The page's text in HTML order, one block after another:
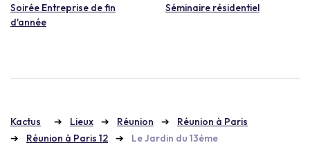
Soirée Entreprise de fin
d'année
Séminaire résidentiel
Kactus Lieux Réunion
Réunion à Paris
Réunion à Paris 12
Le Jardin du 13ème